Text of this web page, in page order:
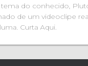
do conhecido,
de um videoclipe
Curta Aqui.